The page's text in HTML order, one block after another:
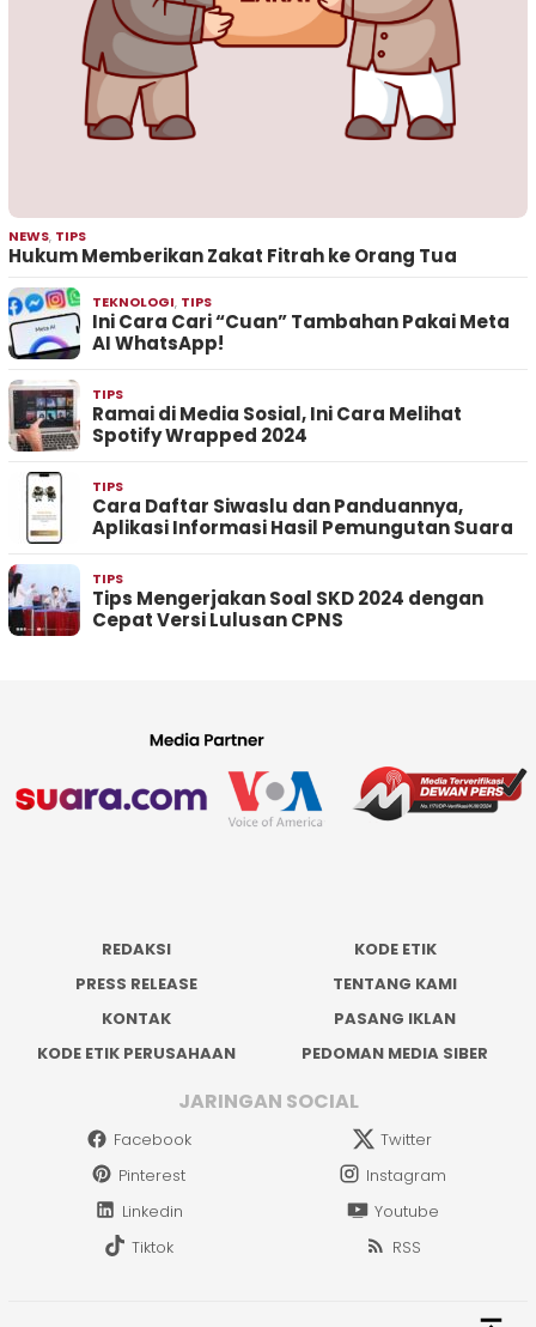
NEWS, TIPS
Hukum Memberikan Zakat Fitrah ke Orang Tua
TEKNOLOGI, TIPS
Ini Cara Cari “Cuan” Tambahan Pakai Meta
AI WhatsApp!
TIPS
Ramai di Media Sosial, Ini Cara Melihat
Spotify Wrapped 2024
TIPS
Cara Daftar Siwaslu dan Panduannya,
Aplikasi Informasi Hasil Pemungutan Suara
TIPS
Tips Mengerjakan Soal SKD 2024 dengan
Cepat Versi Lulusan CPNS
REDAKSI
KODE ETIK
PRESS RELEASE
TENTANG KAMI
KONTAK
PASANG IKLAN
KODE ETIK PERUSAHAAN
PEDOMAN MEDIA SIBER
JARINGAN SOCIAL
Facebook
Twitter
Pinterest
Instagram
Linkedin
Youtube
Tiktok
RSS